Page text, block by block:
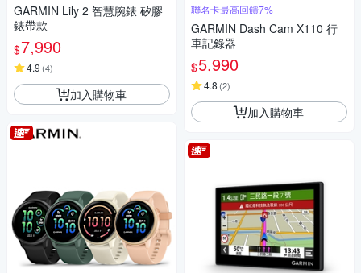
GARMIN Lily 2 智慧腕錶 矽膠
錶帶款
$7,990
4.9 (4)
加入購物車
聯名卡最高回饋7%
GARMIN Dash Cam X110 行
車記錄器
$5,990
4.8 (2)
加入購物車